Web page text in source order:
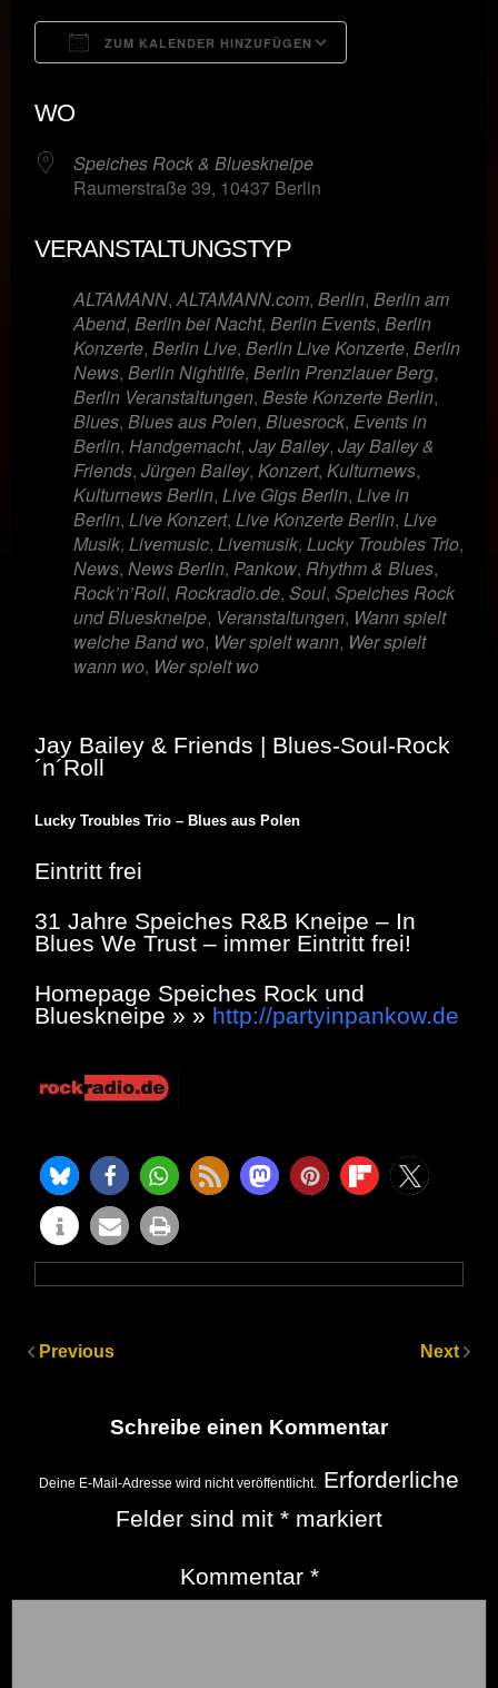
ZUM KALENDER HINZUFÜGEN
WO
Speiches Rock & Blueskneipe
Raumerstraße 39, 10437 Berlin
VERANSTALTUNGSTYP
ALTAMANN,ALTAMANN.com, Berlin, Berlin am
Abend, Berlin bei Nacht, Berlin Events, Berlin
Konzerte, Berlin Live, Berlin Live Konzerte, Berlin
News, Berlin Nightlife, Berlin Prenzlauer Berg,
Berlin Veranstaltungen, Beste Konzerte Berlin,
Blues, Blues aus Polen, Bluesrock, Events in
Berlin, Handgemacht, Jay Bailey, Jay Bailey &
Friends, Jürgen Bailey, Konzert, Kulturnews,
Kulturnews Berlin, Live Gigs Berlin, Live in
Berlin, Live Konzert, Live Konzerte Berlin, Live
Musik, Livemusic, Livemusik, Lucky Troubles Trio,
News, News Berlin, Pankow, Rhythm & Blues,
Rock’n’Roll, Rockradio.de, Soul, Speiches Rock
und Blueskneipe, Veranstaltungen, Wann spielt
welche Band wo, Wer spielt wann, Wer spielt
wann wo, Wer spielt wo
Jay Bailey & Friends | Blues-Soul-Rock
´n´Roll
Lucky Troubles Trio – Blues aus Polen
Eintritt frei
31 Jahre Speiches R&B Kneipe – In
Blues We Trust – immer Eintritt frei!
Homepage Speiches Rock und
Blueskneipe » » http://partyinpankow.de
Previous Next
Schreibe einen Kommentar
Deine E-Mail-Adresse wird nicht veröffentlicht. Erforderliche
Felder sind mit * markiert
Kommentar *